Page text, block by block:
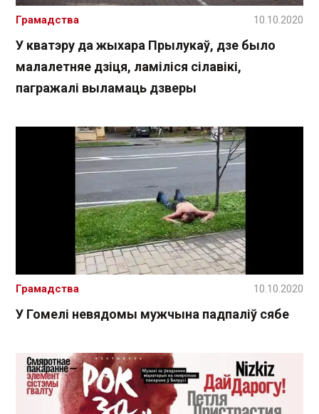
У кватэру да жыхара Прылукаў, дзе было
малалетняе дзіця, ламіліся сілавікі,
пагражалі выламаць дзверы
Грамадства 10.10.2020
У Гомелі невядомы мужчына падпаліў сябе
Грамадства 10.10.2020